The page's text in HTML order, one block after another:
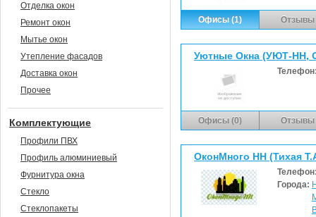
Офисы (1) Отзывы
Уютные Окна (УЮТ-НН,
Офисы (0) Отзывы
ОконМного НН (Тихая
Города:
Отделка окон
Ремонт окон
Мытье окон
Утепление фасадов
Доставка окон
Прочее
Комплектующие
Профили ПВХ
Профиль алюминиевый
Фурнитура окна
Стекло
Стеклопакеты